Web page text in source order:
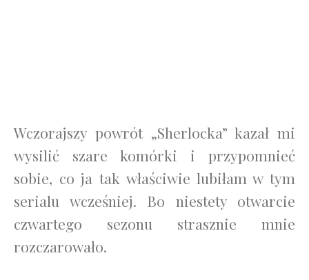
Wczorajszy powrót „Sherlocka” kazał mi
wysilić szare komórki i przypomnieć
sobie, co ja tak właściwie lubiłam w tym
serialu wcześniej. Bo niestety otwarcie
czwartego sezonu strasznie mnie
rozczarowało.